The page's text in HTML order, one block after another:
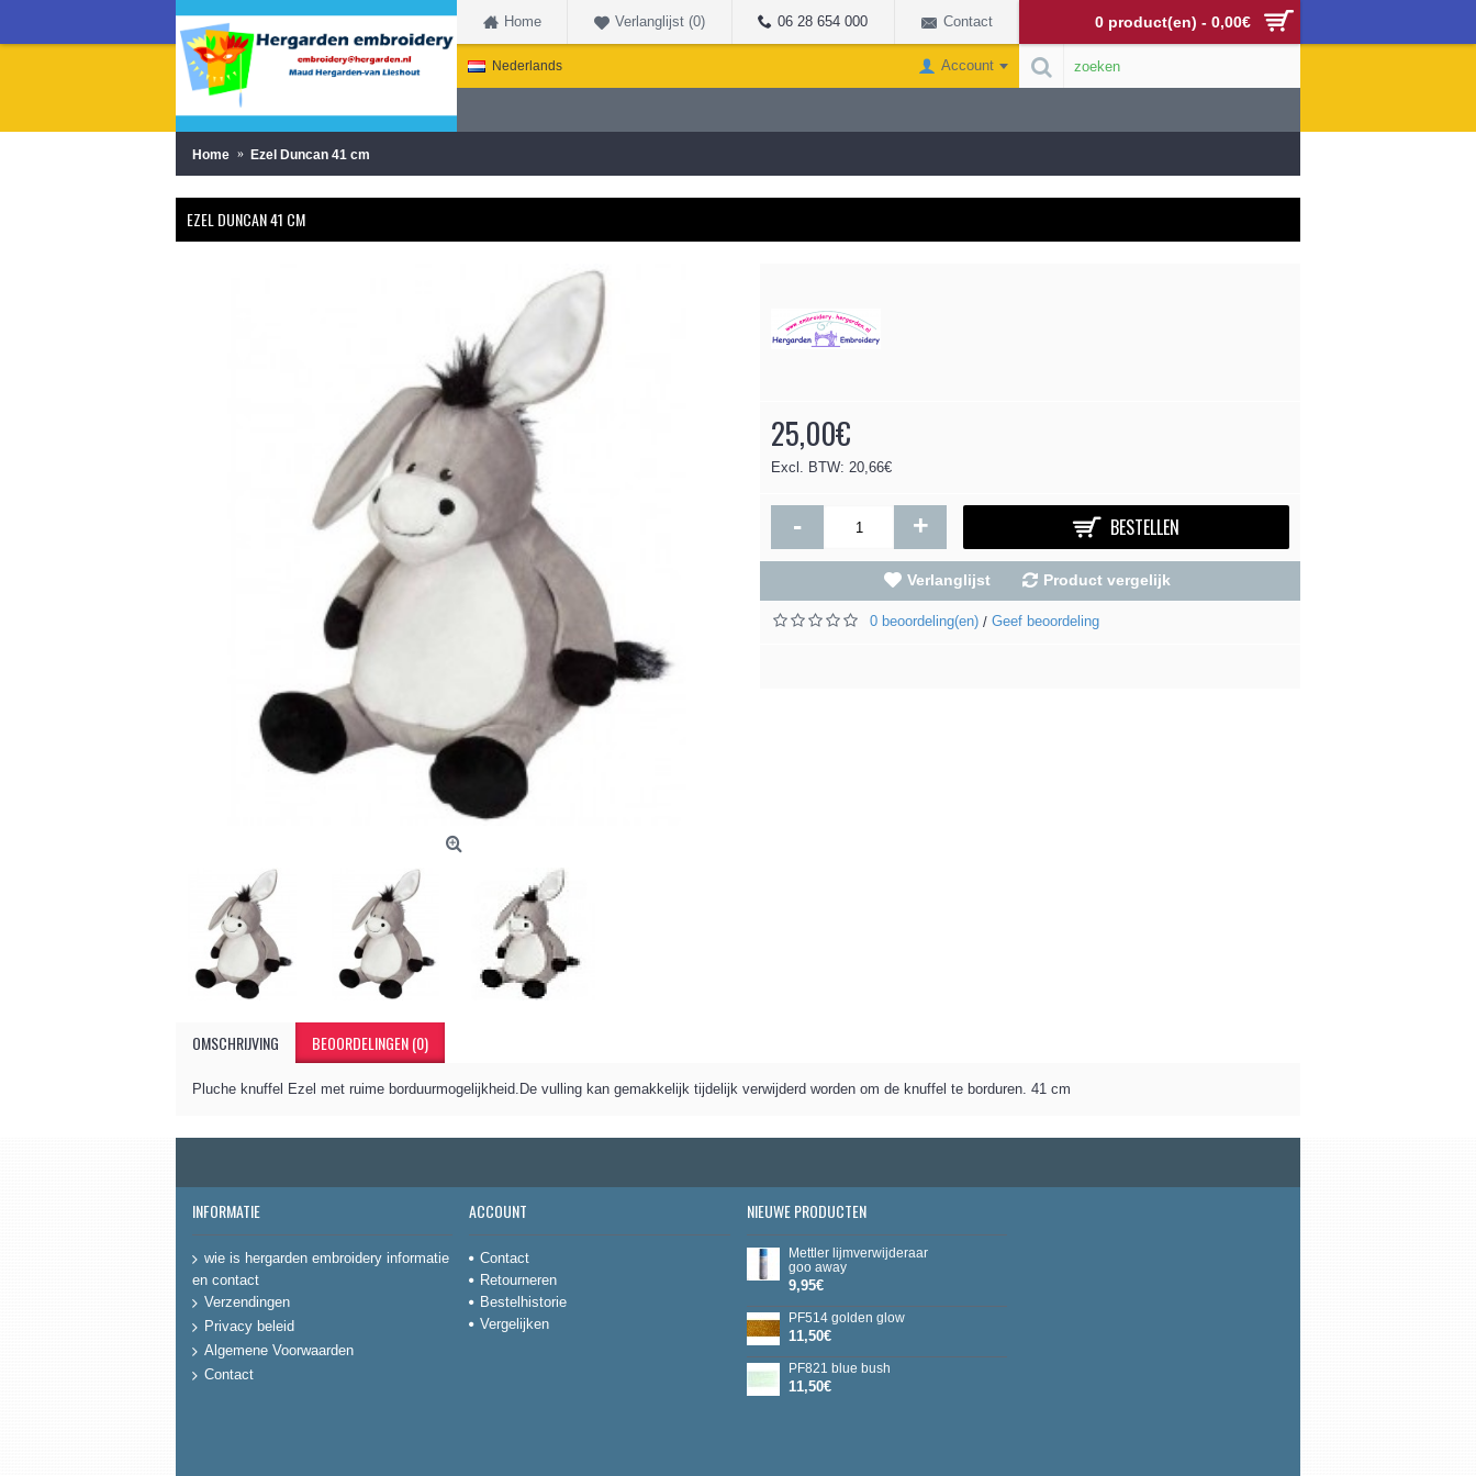
Home Verlanglijst (0) 06 28 654 000 Contact 0 product(en) - 0,00€
Nederlands Account
Home Ezel Duncan 41 cm
EZEL DUNCAN 41 CM
25,00€
Excl. BTW: 20,66€
- + BESTELLEN
Verlanglijst Product vergelijk
0 beoordeling(en) / Geef beoordeling
OMSCHRIJVING BEOORDELINGEN (0)
Pluche knuffel Ezel met ruime borduurmogelijkheid.De vulling kan gemakkelijk tijdelijk verwijderd worden om de knuffel te borduren. 41 cm
INFORMATIE
wie is hergarden embroidery informatie
en contact
Verzendingen
Privacy beleid
Algemene Voorwaarden
Contact
ACCOUNT
Contact
Retourneren
Bestelhistorie
Vergelijken
NIEUWE PRODUCTEN
Mettler lijmverwijderaar
goo away
9,95€
PF514 golden glow
11,50€
PF821 blue bush
11,50€